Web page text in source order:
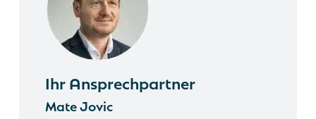
Ihr Ansprechpartner
Mate Jovic